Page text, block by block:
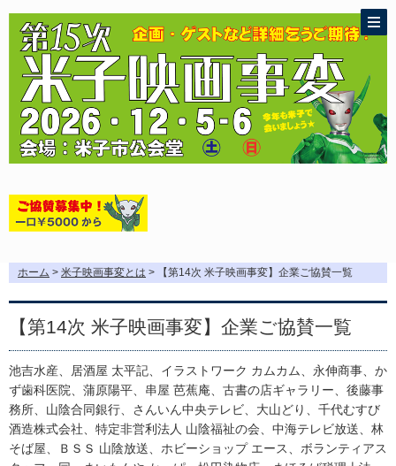
ホーム > 米子映画事変とは > 【第14次 米子映画事変】企業ご協賛一覧
【第14次 米子映画事変】企業ご協賛一覧
池吉水産、居酒屋 太平記、イラストワーク カムカム、永伸商事、か
ず歯科医院、蒲原陽平、串屋 芭蕉庵、古書の店ギャラリー、後藤事
務所、山陰合同銀行、さんいん中央テレビ、大山どり、千代むすび
酒造株式会社、特定非営利法人 山陰福祉の会、中海テレビ放送、林
そば屋、ＢＳＳ 山陰放送、ホビーショップ エース、ボランティアス